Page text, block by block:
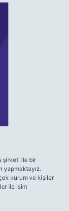
şirketi ile bir
yapmaktayız.
kurum ve kişiler
ile isim